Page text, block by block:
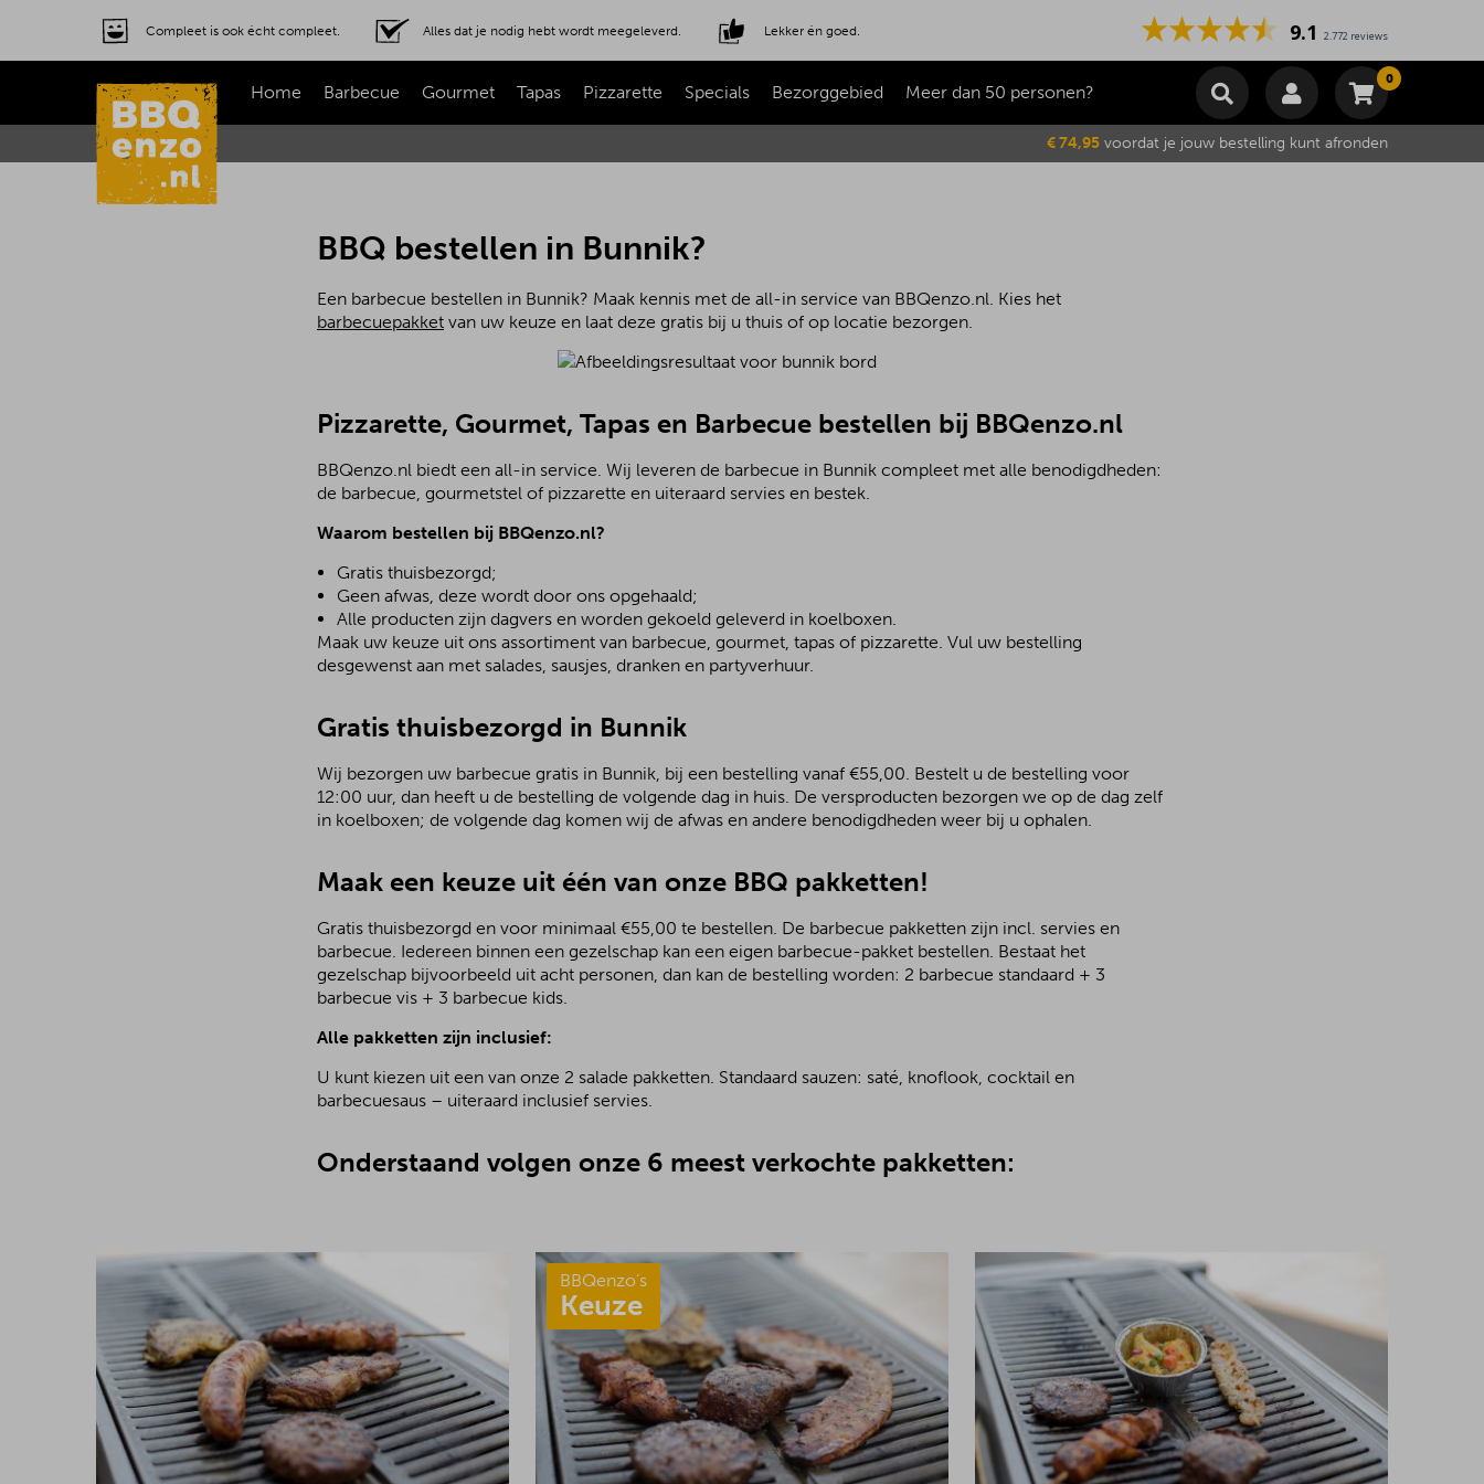
Compleet is ook écht compleet. Alles dat je nodig hebt wordt meegeleverd. Lekker én goed. 9.1 2.772 reviews
Home Barbecue Gourmet Tapas Pizzarette Specials Bezorggebied Meer dan 50 personen?
0
Winkelmand
Subtotaal €0,00
€ 74,95 voordat je jouw bestelling kunt afronden
BBQ bestellen in Bunnik?
Een barbecue bestellen in Bunnik? Maak kennis met de all-in service van BBQenzo.nl. Kies het
barbecuepakket van uw keuze en laat deze gratis bij u thuis of op locatie bezorgen.
Pizzarette, Gourmet, Tapas en Barbecue bestellen bij BBQenzo.nl
BBQenzo.nl biedt een all-in service. Wij leveren de barbecue in Bunnik compleet met alle benodigdheden:
de barbecue, gourmetstel of pizzarette en uiteraard servies en bestek.
Waarom bestellen bij BBQenzo.nl?
Gratis thuisbezorgd;
Geen afwas, deze wordt door ons opgehaald;
Alle producten zijn dagvers en worden gekoeld geleverd in koelboxen.
Maak uw keuze uit ons assortiment van barbecue, gourmet, tapas of pizzarette. Vul uw bestelling
desgewenst aan met salades, sausjes, dranken en partyverhuur.
Gratis thuisbezorgd in Bunnik
Wij bezorgen uw barbecue gratis in Bunnik, bij een bestelling vanaf €55,00. Bestelt u de bestelling voor
12:00 uur, dan heeft u de bestelling de volgende dag in huis. De versproducten bezorgen we op de dag zelf
in koelboxen; de volgende dag komen wij de afwas en andere benodigdheden weer bij u ophalen.
Maak een keuze uit één van onze BBQ pakketten!
Gratis thuisbezorgd en voor minimaal €55,00 te bestellen. De barbecue pakketten zijn incl. servies en
barbecue. Iedereen binnen een gezelschap kan een eigen barbecue-pakket bestellen. Bestaat het
gezelschap bijvoorbeeld uit acht personen, dan kan de bestelling worden: 2 barbecue standaard + 3
barbecue vis + 3 barbecue kids.
Alle pakketten zijn inclusief:
U kunt kiezen uit een van onze 2 salade pakketten. Standaard sauzen: saté, knoflook, cocktail en
barbecuesaus – uiteraard inclusief servies.
Onderstaand volgen onze 6 meest verkochte pakketten:
BBQenzo’s
Keuze